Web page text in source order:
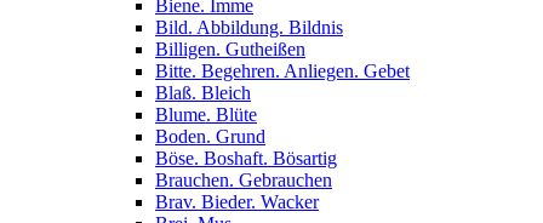
Biene. Imme
Bild. Abbildung. Bildnis
Billigen. Gutheißen
Bitte. Begehren. Anliegen. Gebet
Blaß. Bleich
Blume. Blüte
Boden. Grund
Böse. Boshaft. Bösartig
Brauchen. Gebrauchen
Brav. Bieder. Wacker